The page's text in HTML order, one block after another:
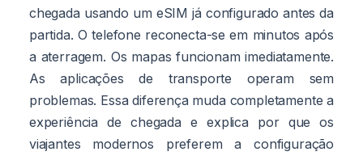
chegada usando um eSIM já configurado antes da
partida. O telefone reconecta-se em minutos após
a aterragem. Os mapas funcionam imediatamente.
As aplicações de transporte operam sem
problemas. Essa diferença muda completamente a
experiência de chegada e explica por que os
viajantes modernos preferem a configuração